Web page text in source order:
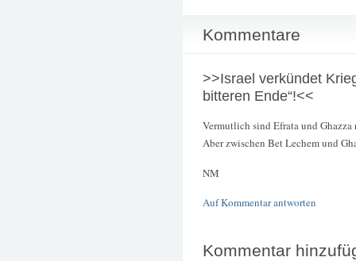
Kommentare
>>Israel verkündet
bitteren Ende“!<<
Vermutlich sind Efrata und
Aber zwischen Bet Lechem und
NM
Auf Kommentar antworten
Kommentar